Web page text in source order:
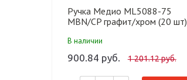
Ручка Медио ML5088-75
MBN/CP графит/хром (20 шт)
В наличии
900.84 руб. 1 201.12 руб.